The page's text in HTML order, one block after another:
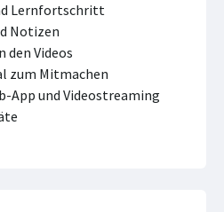
Lernfortschritt
Notizen
den Videos
zum Mitmachen
App und Videostreaming